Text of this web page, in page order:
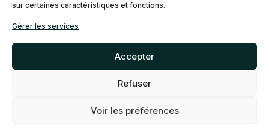
sur certaines caractéristiques et fonctions.
Gérer les services
Accepter
Refuser
Voir les préférences
Politique de cookies (CA)
©2026 Réseau Capital. Tous
droits reservés -
My Little
- Agence web